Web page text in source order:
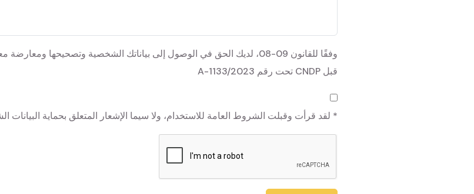
وفقًا للقانون 09-08، لديك الحق في الوصول إلى بياناتك الشخصية وتصحيحها
قبل CNDP تحت رقم A-1133/2023
* لقد قرأت وقبلت الشروط العامة للاستخدام، ولا سيما الإشعار المتعلق بحماية البيانات